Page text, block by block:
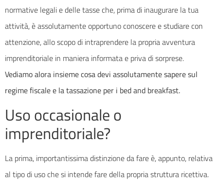
normative legali e delle tasse che, prima di inaugurare la tua
attività, è assolutamente opportuno conoscere e studiare con
attenzione, allo scopo di intraprendere la propria avventura
imprenditoriale in maniera informata e priva di sorprese.
Vediamo alora insieme cosa devi assolutamente sapere sul
regime fiscale e la tassazione per i bed and breakfast.
Uso occasionale o
imprenditoriale?
La prima, importantissima distinzione da fare è, appunto, relativa
al tipo di uso che si intende fare della propria struttura ricettiva.